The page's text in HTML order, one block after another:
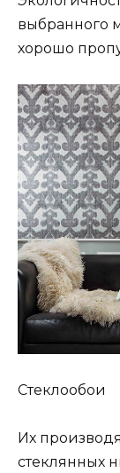
выбранного
хорошо
Стеклообои
Их
стеклянных